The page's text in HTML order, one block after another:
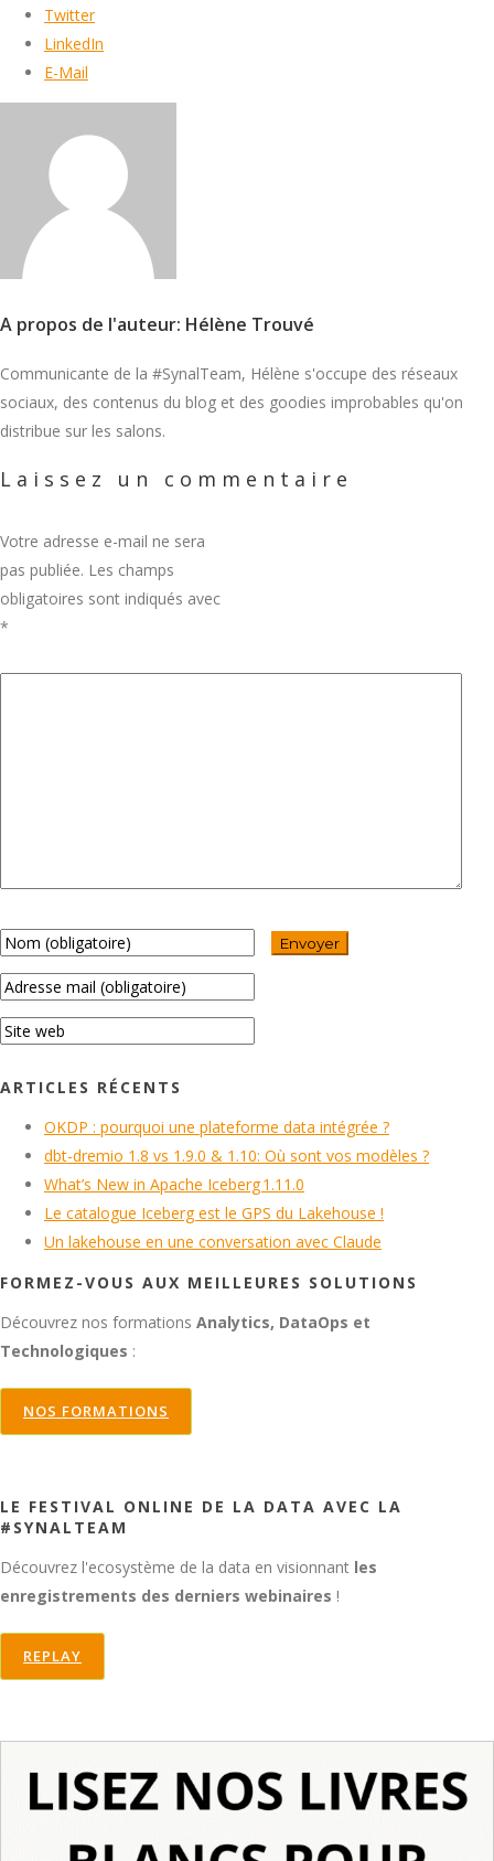
Twitter
LinkedIn
E-Mail
A propos de l'auteur: Hélène Trouvé
Communicante de la #SynalTeam, Hélène s'occupe des réseaux
sociaux, des contenus du blog et des goodies improbables qu'on
distribue sur les salons.
Laissez un commentaire
Votre adresse e-mail ne sera
pas publiée. Les champs
obligatoires sont indiqués avec
*
ARTICLES RÉCENTS
OKDP : pourquoi une plateforme data intégrée ?
dbt-dremio 1.8 vs 1.9.0 & 1.10: Où sont vos modèles ?
What’s New in Apache Iceberg 1.11.0
Le catalogue Iceberg est le GPS du Lakehouse !
Un lakehouse en une conversation avec Claude
FORMEZ-VOUS AUX MEILLEURES SOLUTIONS
Découvrez nos formations Analytics, DataOps et
Technologiques :
NOS FORMATIONS
LE FESTIVAL ONLINE DE LA DATA AVEC LA
#SYNALTEAM
Découvrez l'ecosystème de la data en visionnant les
enregistrements des derniers webinaires !
REPLAY